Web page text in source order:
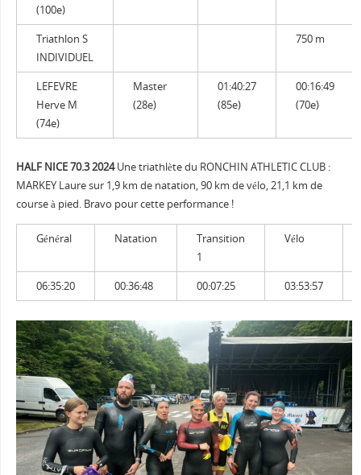
(100e)
Triathlon S
INDIVIDUEL
750 m
LEFEVRE
Herve M
(74e)
Master
(28e)
01:40:27
(85e)
00:16:49
(70e)
HALF NICE 70.3 2024Une triathlète du RONCHIN ATHLETIC CLUB :
MARKEY Laure sur 1,9 km de natation, 90 km de vélo, 21,1 km de
course à pied. Bravo pour cette performance !
Général Natation
Transition
1
Vélo
06:35:20 00:36:48 00:07:25 03:53:57